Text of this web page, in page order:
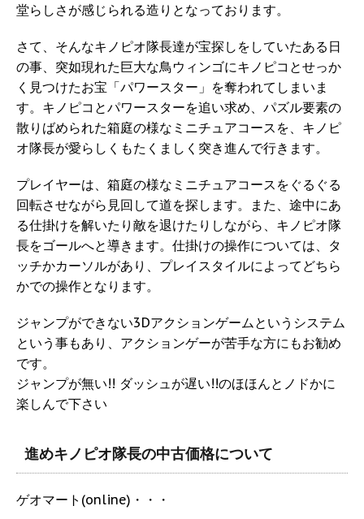
堂らしさが感じられる造りとなっております。
さて、そんなキノピオ隊長達が宝探しをしていたある日
の事、突如現れた巨大な鳥ウィンゴにキノピコとせっか
く見つけたお宝「パワースター」を奪われてしまいま
す。キノピコとパワースターを追い求め、パズル要素の
散りばめられた箱庭の様なミニチュアコースを、キノピ
オ隊長が愛らしくもたくましく突き進んで行きます。
プレイヤーは、箱庭の様なミニチュアコースをぐるぐる
回転させながら見回して道を探します。また、途中にあ
る仕掛けを解いたり敵を退けたりしながら、キノピオ隊
長をゴールへと導きます。仕掛けの操作については、タ
ッチかカーソルがあり、プレイスタイルによってどちら
かでの操作となります。
ジャンプができない3Dアクションゲームというシステム
という事もあり、アクションゲーが苦手な方にもお勧め
です。
ジャンプが無い!! ダッシュが遅い!!のほほんとノドかに
楽しんで下さい
進めキノピオ隊長の中古価格について
ゲオマート(online)・・・